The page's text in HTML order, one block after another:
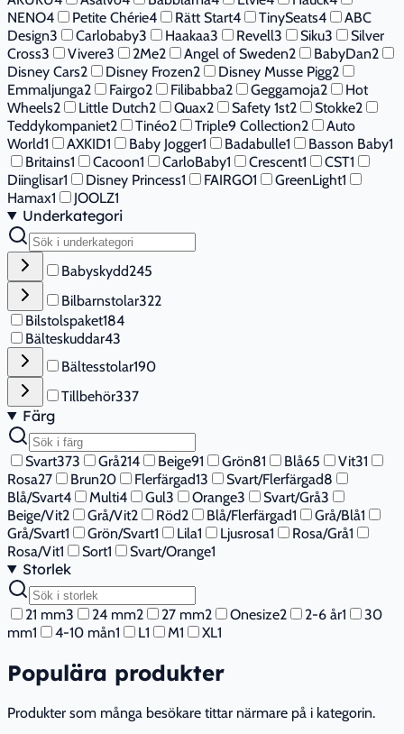
NENO4 Petite Chérie4 Rätt Start4 TinySeats4
ABC
Design3 Carlobaby3 Haakaa3 Revell3 Siku3
Silver
Cross3 Vivere3 2Me2 Angel of Sweden2 BabyDan2
Disney Cars2 Disney Frozen2 Disney Musse Pigg2
Emmaljunga2 Fairgo2 Filibabba2 Geggamoja2
Hot
Wheels2 Little Dutch2 Quax2 Safety 1st2 Stokke2
Teddykompaniet2 Tinéo2 Triple9 Collection2
Auto
World1 AXKID1 Baby Jogger1 Badabulle1 Basson Baby1
Britains1 Cacoon1 CarloBaby1 Crescent1 CST1
Diinglisar1 Disney Princess1 FAIRGO1 GreenLight1
Hamax1 JOOLZ1
Underkategori
Babyskydd245
Bilbarnstolar322
Bilstolspaket184
Bälteskuddar43
Bältesstolar190
Tillbehör337
Färg
Svart373 Grå214 Beige91 Grön81 Blå65 Vit31
Rosa27 Brun20 Flerfärgad13 Svart/Flerfärgad8
Blå/Svart4 Multi4 Gul3 Orange3 Svart/Grå3
Beige/Vit2 Grå/Vit2 Röd2 Blå/Flerfärgad1 Grå/Blå1
Grå/Svart1 Grön/Svart1 Lila1 Ljusrosa1 Rosa/Grå1
Rosa/Vit1 Sort1 Svart/Orange1
Storlek
21 mm3 24 mm2 27 mm2 Onesize2 2-6 år1
30
mm1 4-10 mån1 L1 M1 XL1
Populära produkter
Produkter som många besökare tittar närmare på i kategorin.